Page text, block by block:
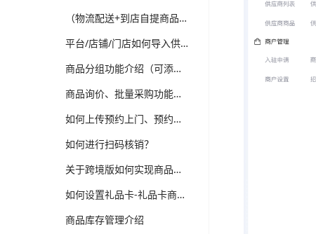
（物流配送+到店自提商品）如何上传普通商品？
平台/店铺/门店如何导入供应商商品？（跨境、供应商、多门店版本适用）
商品分组功能介绍（可添加新品、热销、分类等分组，装修可选择商品分组分类）
商品询价、批量采购功能介绍（跨境、供应商、企业批发版本）
如何上传预约上门、预约到店商品？
如何进行扫码核销？
关于跨境版如何实现商品详情多语言翻译维护？
如何设置礼品卡-礼品卡商品？
商品库存管理介绍